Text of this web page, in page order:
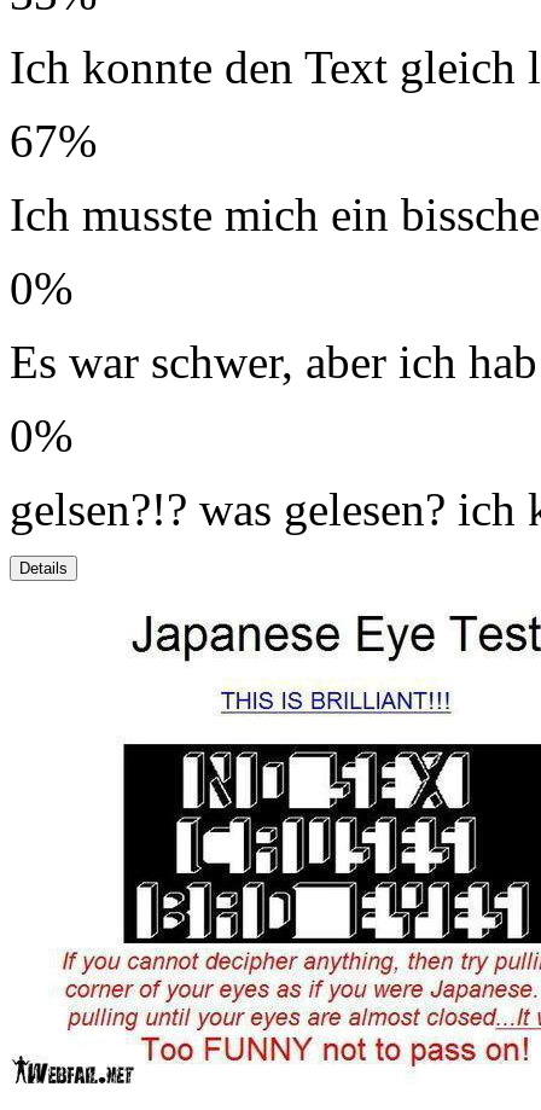
Ich konnte den Text gleich
67%
Ich musste mich ein
0%
Es war schwer, aber ich
0%
gelsen?!? was gelesen?